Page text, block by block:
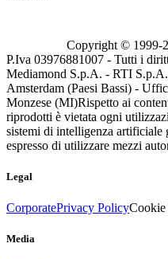
Copyright © 1999-
P.Iva 03976881007 - Tutti i
Mediamond S.p.A. - RTI
Amsterdam (Paesi Bassi) -
Monzese (MI)Rispetto ai
riprodotti è vietata ogni
sistemi di intelligenza artificiale
espresso di utilizzare mezzi
Legal
CorporatePrivacy Policy
Media